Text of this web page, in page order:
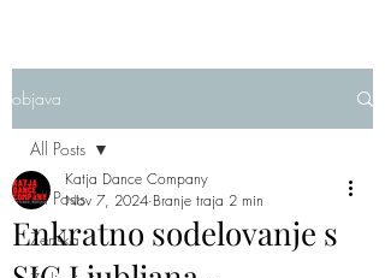
objava
All Posts
Ženska
All Posts
Enkratno sodelovanje s
Katja Dance Company
Nov 7, 2024 Branje traja 2 min